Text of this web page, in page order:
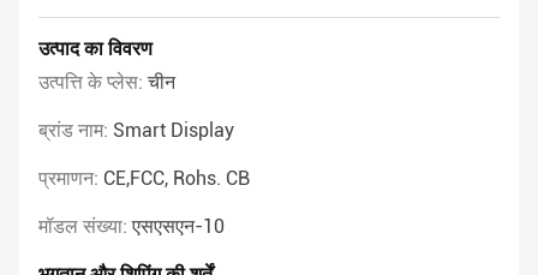
उत्पाद का विवरण
उत्पत्ति के प्लेस:चीन
ब्रांड नाम: Smart Display
प्रमाणन: CE,FCC, Rohs. CB
मॉडल संख्या:एसएसएन-10